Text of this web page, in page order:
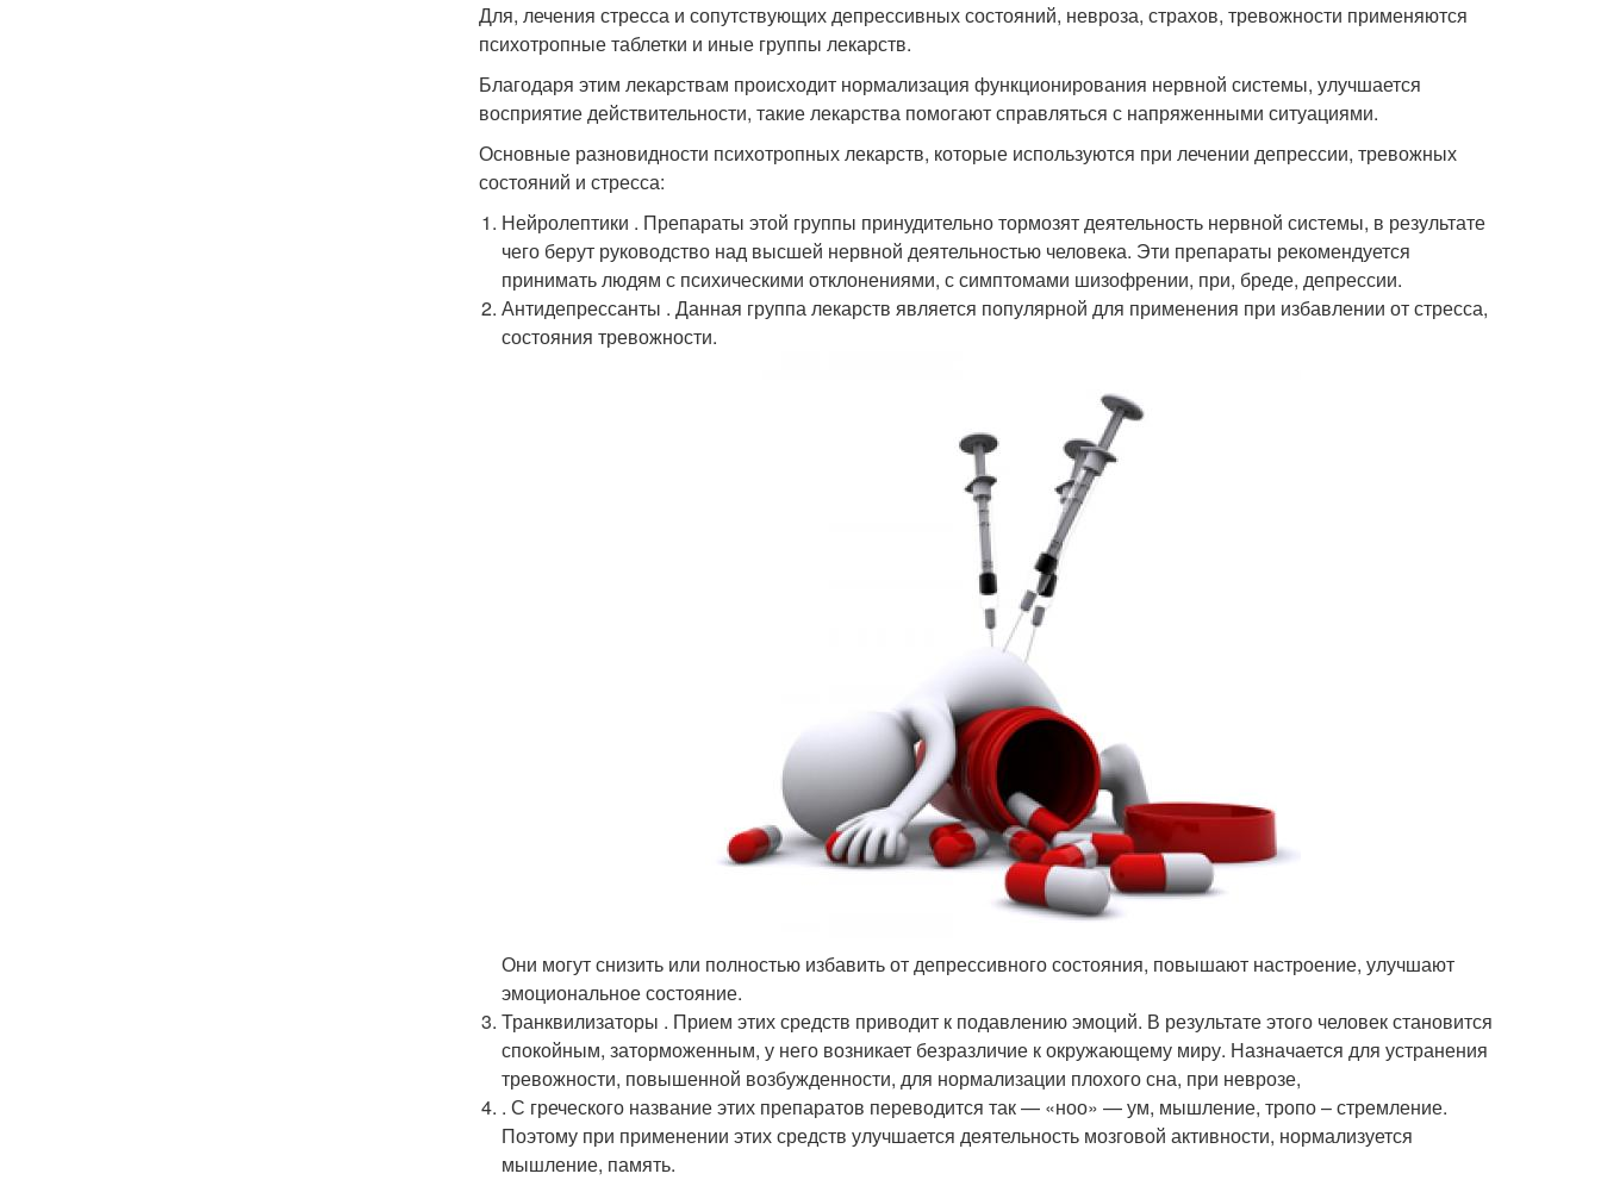
Для, лечения стресса и сопутствующих депрессивных состояний, невроза, страхов, тревожности применяются
психотропные таблетки и иные группы лекарств.
Благодаря этим лекарствам происходит нормализация функционирования нервной системы, улучшается
восприятие действительности, такие лекарства помогают справляться с напряженными ситуациями.
Основные разновидности психотропных лекарств, которые используются при лечении депрессии, тревожных
состояний и стресса:
Нейролептики . Препараты этой группы принудительно тормозят деятельность нервной системы, в результате
чего берут руководство над высшей нервной деятельностью человека. Эти препараты рекомендуется
принимать людям с психическими отклонениями, с симптомами шизофрении, при, бреде, депрессии.
Антидепрессанты . Данная группа лекарств является популярной для применения при избавлении от стресса,
состояния тревожности.
Они могут снизить или полностью избавить от депрессивного состояния, повышают настроение, улучшают
эмоциональное состояние.
Транквилизаторы . Прием этих средств приводит к подавлению эмоций. В результате этого человек становится
спокойным, заторможенным, у него возникает безразличие к окружающему миру. Назначается для устранения
тревожности, повышенной возбужденности, для нормализации плохого сна, при неврозе,
. С греческого название этих препаратов переводится так — «ноо» — ум, мышление, тропо – стремление.
Поэтому при применении этих средств улучшается деятельность мозговой активности, нормализуется
мышление, память.